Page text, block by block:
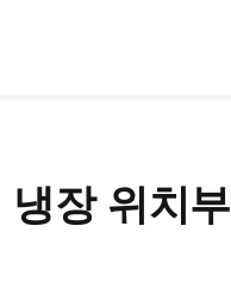
장 위치부